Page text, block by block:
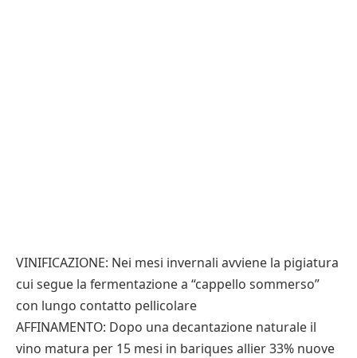
VINIFICAZIONE: Nei mesi invernali avviene la pigiatura
cui segue la fermentazione a “cappello sommerso”
con lungo contatto pellicolare
AFFINAMENTO: Dopo una decantazione naturale il
vino matura per 15 mesi in bariques allier 33% nuove